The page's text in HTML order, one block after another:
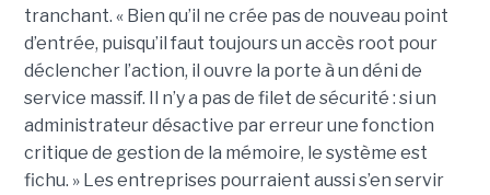
tranchant. « Bien qu’il ne crée pas de nouveau point
d’entrée, puisqu’il faut toujours un accès root pour
déclencher l’action, il ouvre la porte à un déni de
service massif. Il n’y a pas de filet de sécurité : si un
administrateur désactive par erreur une fonction
critique de gestion de la mémoire, le système est
fichu. » Les entreprises pourraient aussi s’en servir